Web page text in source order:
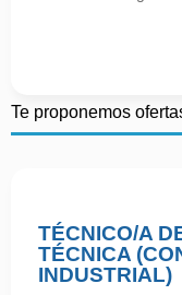
Te proponemos
TÉCNICO/A
TÉCNICA
INDUSTRIAL)